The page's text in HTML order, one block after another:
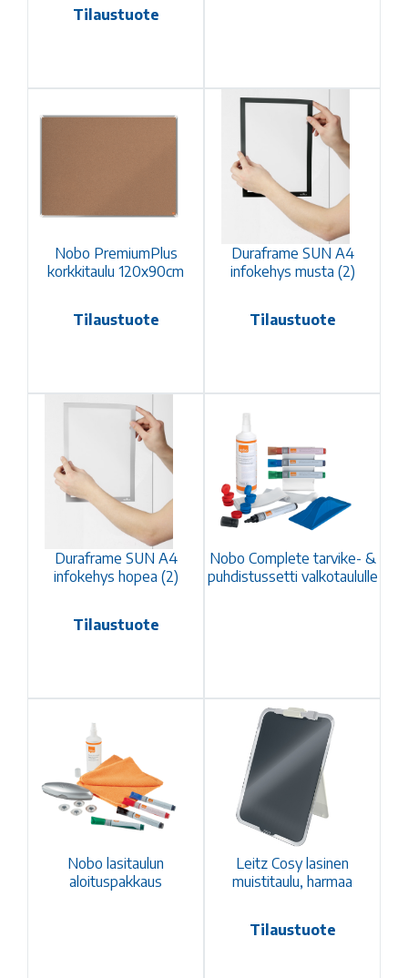
Tilaustuote
Nobo PremiumPlus
korkkitaulu 120x90cm
Tilaustuote
Duraframe SUN A4
infokehys musta (2)
Tilaustuote
Duraframe SUN A4
infokehys hopea (2)
Tilaustuote
Nobo Complete tarvike- &
puhdistussetti valkotaululle
Nobo lasitaulun
aloituspakkaus
Leitz Cosy lasinen
muistitaulu, harmaa
Tilaustuote